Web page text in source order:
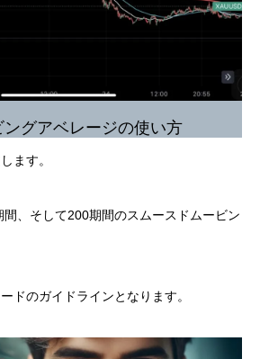
ングアベレージの使い方
ます。
、そして200期間のスムースドムービン
ドのガイドラインとなります。